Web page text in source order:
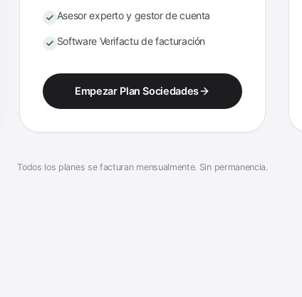
Asesor experto y gestor de cuenta
Software Verifactu de facturación
Empezar Plan Sociedades
Todos los planes se facturan mensualmente. Sin permanencia.